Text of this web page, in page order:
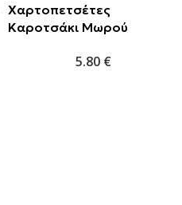
Χαρτοπετσέτες
Καροτσάκι Μωρού
5.80 €